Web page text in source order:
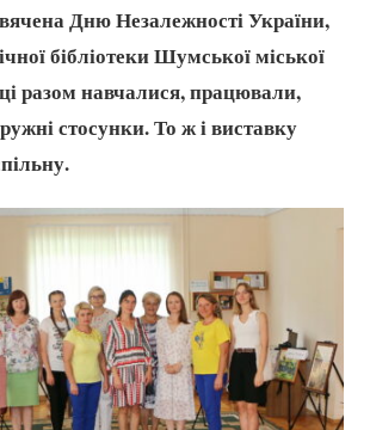
Дню Незалежності України,
бібліотеки Шумської міської
разом навчалися, працювали,
стосунки. То ж і виставку